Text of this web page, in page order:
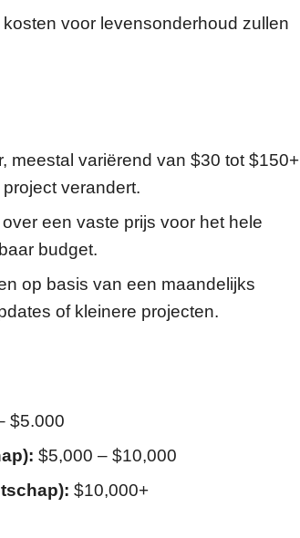
voor levensonderhoud zullen
meestal variërend van $30 tot $150+
verandert.
een vaste prijs voor het hele
budget.
op basis van een maandelijks
of kleinere projecten.
$5.000
$5,000 – $10,000
$10,000+